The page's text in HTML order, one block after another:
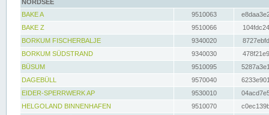
NORDSEE
BAKE A
9510063
BAKE Z
9510066
BORKUM FISCHERBALJE
9340020
BORKUM SÜDSTRAND
9340030
BÜSUM
9510095
DAGEBÜLL
9570040
EIDER-SPERRWERK AP
9530010
HELGOLAND BINNENHAFEN
9510070